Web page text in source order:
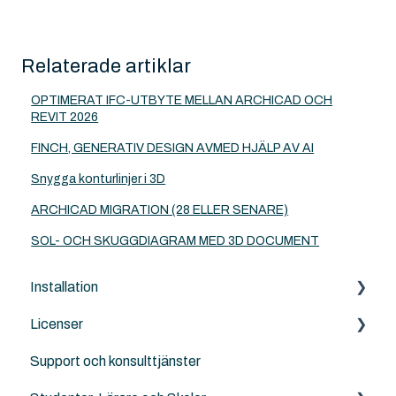
Relaterade artiklar
OPTIMERAT IFC-UTBYTE MELLAN ARCHICAD OCH
REVIT 2026
FINCH, GENERATIV DESIGN AVMED HJÄLP AV AI
Snygga konturlinjer i 3D
ARCHICAD MIGRATION (28 ELLER SENARE)
SOL- OCH SKUGGDIAGRAM MED 3D DOCUMENT
Installation
Archicad
BIMcloud
Licenser
Archicad
Support och konsulttjänster